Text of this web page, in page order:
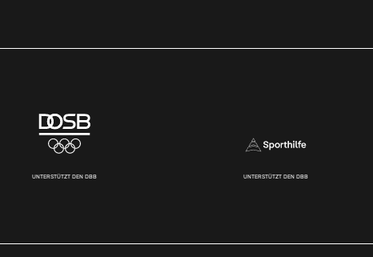
UNTERSTÜTZT DEN DBB UNTERSTÜTZT DEN DBB